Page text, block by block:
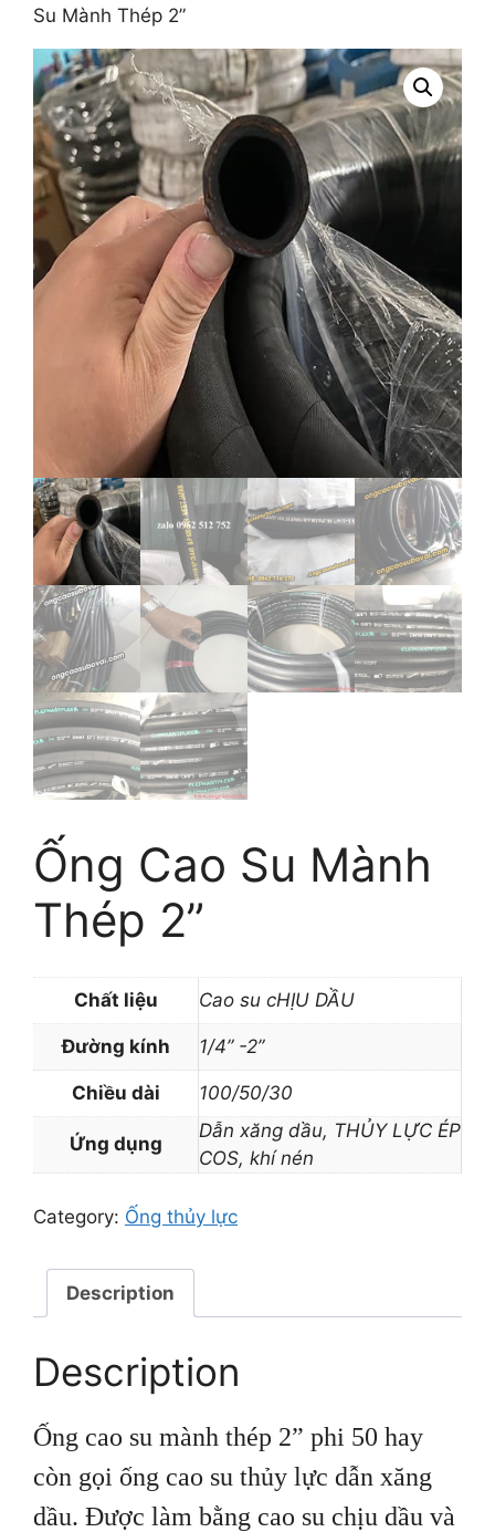
Su Mành Thép 2”
Ống Cao Su Mành
Thép 2”
Chất liệu Cao su cHỊU DẦU
Đường kính 1/4” -2”
Chiều dài 100/50/30
Ứng dụng
Dẫn xăng dầu, THỦY LỰC ÉP
COS, khí nén
Category: Ống thủy lực
Description
Description
Ống cao su mành thép 2” phi 50 hay
còn gọi ống cao su thủy lực dẫn xăng
dầu. Được làm bằng cao su chịu dầu và